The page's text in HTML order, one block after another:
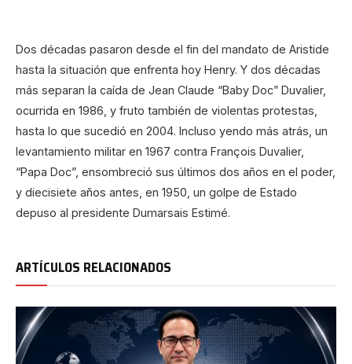
Dos décadas pasaron desde el fin del mandato de Aristide
hasta la situación que enfrenta hoy Henry. Y dos décadas
más separan la caída de Jean Claude “Baby Doc” Duvalier,
ocurrida en 1986, y fruto también de violentas protestas,
hasta lo que sucedió en 2004. Incluso yendo más atrás, un
levantamiento militar en 1967 contra François Duvalier,
“Papa Doc”, ensombreció sus últimos dos años en el poder,
y diecisiete años antes, en 1950, un golpe de Estado
depuso al presidente Dumarsais Estimé.
ARTÍCULOS RELACIONADOS